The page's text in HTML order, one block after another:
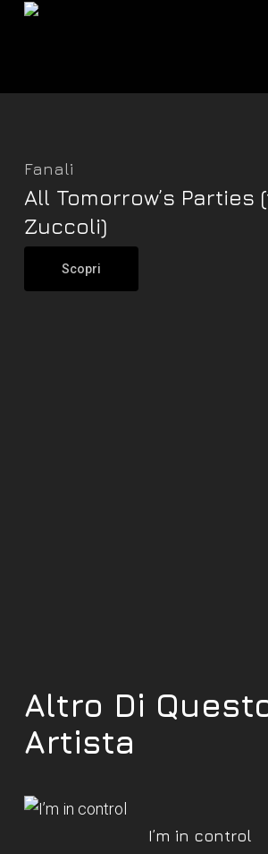
Skip
content
Fanali
All Tomorrow’s Parties
Zuccoli)
Scopri
Altro Di
Artista
I’m in control